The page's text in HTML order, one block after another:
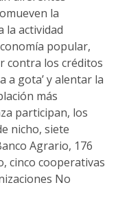
la
la actividad
popular,
contra los créditos
a gota’ y alentar la
más
participan, los
nicho, siete
Agrario, 176
cinco cooperativas
No